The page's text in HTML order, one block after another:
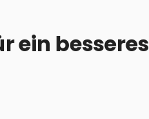
ein besseres